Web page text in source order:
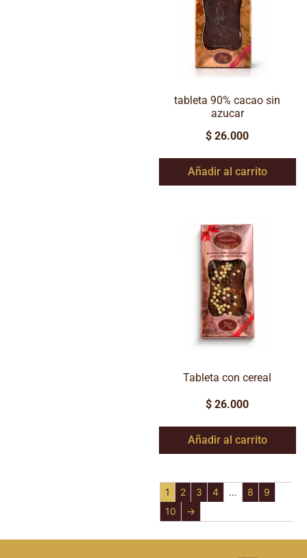
tableta 90% cacao sin
azucar
$ 26.000
Añadir al carrito
Tableta con cereal
$ 26.000
Añadir al carrito
1 2 3 4 … 8
9
10
→